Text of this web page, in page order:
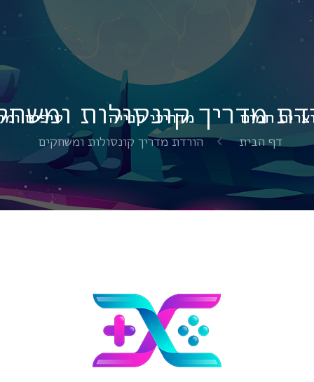
חמים מדריכי קנייה טיפים מדריך קונסולות
דף הבית הורדת מדריך קונסולות ומשחקים